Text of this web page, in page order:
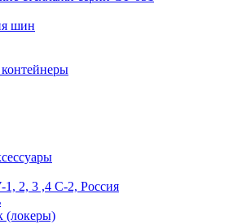
шин
2, 3 ,4 С-2, Россия
(локеры)